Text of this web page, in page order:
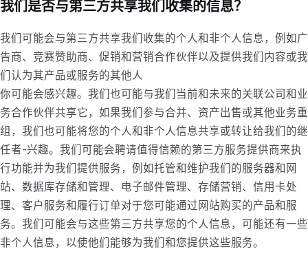
我们是否与第三方共享我们收集的信息？
我们可能会与第三方共享我们收集的个人和非个人信息，例如广
告商、竞赛赞助商、促销和营销合作伙伴以及提供我们内容或我
们认为其产品或服务的其他人
你可能会感兴趣。我们也可能与我们当前和未来的关联公司和业
务合作伙伴共享它，如果我们参与合并、资产出售或其他业务重
组，我们也可能将您的个人和非个人信息共享或转让给我们的继
任者-兴趣。我们可能会聘请值得信赖的第三方服务提供商来执
行功能并为我们提供服务，例如托管和维护我们的服务器和网
站、数据库存储和管理、电子邮件管理、存储营销、信用卡处
理、客户服务和履行订单对于您可能通过网站购买的产品和服
务。我们可能会与这些第三方共享您的个人信息，可能还有一些
非个人信息，以使他们能够为我们和您提供这些服务。